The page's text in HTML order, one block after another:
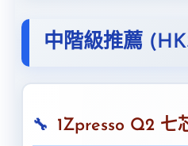
中階級推薦
1Zpresso Q2 七